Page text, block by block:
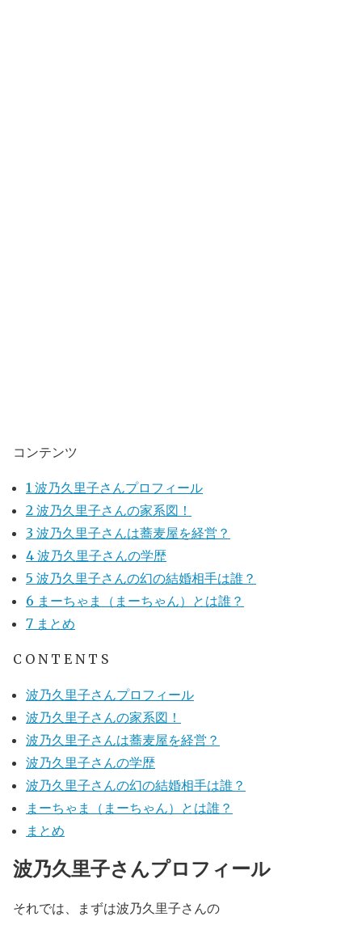
コンテンツ
1 波乃久里子さんプロフィール
2 波乃久里子さんの家系図！
3 波乃久里子さんは蕎麦屋を経営？
4 波乃久里子さんの学歴
5 波乃久里子さんの幻の結婚相手は誰？
6 まーちゃま（まーちゃん）とは誰？
7 まとめ
C O N T E N T S
波乃久里子さんプロフィール
波乃久里子さんの家系図！
波乃久里子さんは蕎麦屋を経営？
波乃久里子さんの学歴
波乃久里子さんの幻の結婚相手は誰？
まーちゃま（まーちゃん）とは誰？
まとめ
波乃久里子さんプロフィール
それでは、まずは波乃久里子さんの